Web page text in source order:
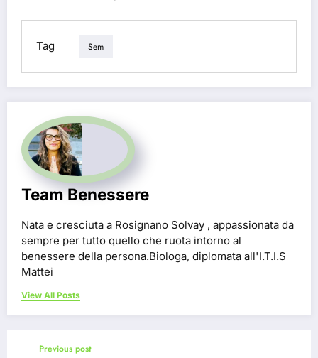
Tag Sem
Team Benessere
Nata e cresciuta a Rosignano Solvay , appassionata da
sempre per tutto quello che ruota intorno al
benessere della persona.Biologa, diplomata all'I.T.I.S
Mattei
View All Posts
Previous post